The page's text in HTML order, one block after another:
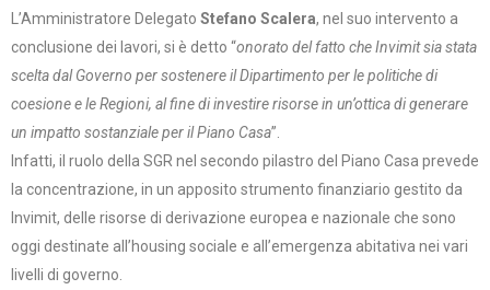
L’Amministratore Delegato Stefano Scalera, nel suo intervento a
conclusione dei lavori, si è detto “onorato del fatto che Invimit sia stata
scelta dal Governo per sostenere il Dipartimento per le politiche di
coesione e le Regioni, al fine di investire risorse in un’ottica di generare
un impatto sostanziale per il Piano Casa”.
Infatti, il ruolo della SGR nel secondo pilastro del Piano Casa prevede
la concentrazione, in un apposito strumento finanziario gestito da
Invimit, delle risorse di derivazione europea e nazionale che sono
oggi destinate all’housing sociale e all’emergenza abitativa nei vari
livelli di governo.